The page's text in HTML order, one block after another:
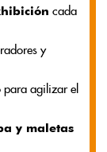
cada
y
para agilizar el
y maletas